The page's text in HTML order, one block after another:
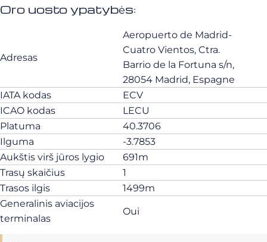
Oro uosto ypatybės:
Adresas
Aeropuerto de Madrid-
Cuatro Vientos, Ctra.
Barrio de la Fortuna s/n,
28054 Madrid, Espagne
IATA kodas
ECV
ICAO kodas
LECU
Platuma
40.3706
Ilguma
-3.7853
Aukštis virš jūros lygio
691m
Trasų skaičius
1
Trasos ilgis
1499m
Generalinis aviacijos
terminalas
Oui